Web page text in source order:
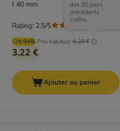
l 40 mm
-24.94% Prix habituel4,29 €
des 30 jours
précédents
l'offre.
3,22 €
Rating: 2.5/5
Ajouter au panier